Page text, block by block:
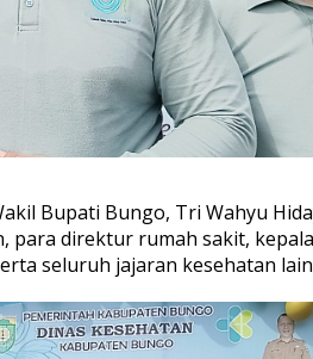
Bupati Bungo, Tri Wahyu
para direktur rumah sakit,
seluruh jajaran kesehatan
Di Advetorial, Berita,
Kriminal, Kesehatan,
Peristiwa
| 30 Juli 2026